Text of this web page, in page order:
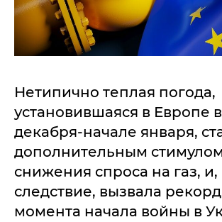
Нетипично теплая погода,
установившаяся в Европе
декабря-начале января,
дополнительным
снижения спроса на газ, и,
следствие, вызвала
момента начала войны в